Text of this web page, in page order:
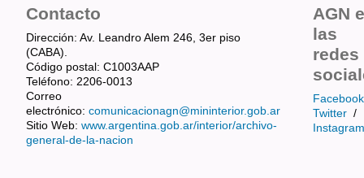
Contacto
Dirección: Av. Leandro Alem 246, 3er piso
(CABA).
Código postal: C1003AAP
Teléfono: 2206-0013
Correo
electrónico: comunicacionagn@mininterior.gob.ar
Sitio Web: www.argentina.gob.ar/interior/archivo-
general-de-la-nacion
AGN
las
redes
Facebook
Twitter /
Instagram